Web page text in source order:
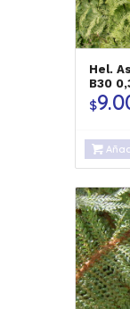
Hel.
B30
$